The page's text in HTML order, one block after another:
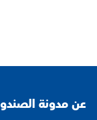
عن مدونة